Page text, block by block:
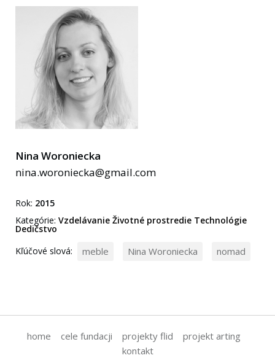
Nina Woroniecka
nina.woroniecka@gmail.com
Rok: 2015
Kategórie: Vzdelávanie Životné prostredie Technológie
Dedičstvo
Kľúčové slová:
meble Nina Woroniecka nomad
home cele fundacji projekty flid
projekt arting
kontakt